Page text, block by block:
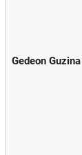
Gedeon Guzina